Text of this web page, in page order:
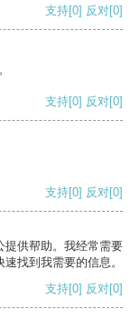
支持[0] 反对[0]
支持[0] 反对[0]
支持[0] 反对[0]
提供帮助。我经常需要
找到我需要的信息。
支持[0] 反对[0]